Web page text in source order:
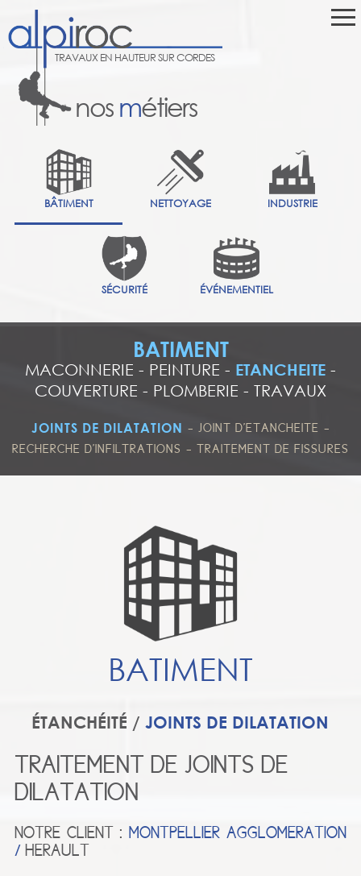
TRAVAUX EN HAUTEUR SUR CORDES
nos métiers
BÂTIMENT NETTOYAGE INDUSTRIE
SÉCURITÉ ÉVÉNEMENTIEL
BATIMENT
MACONNERIE - PEINTURE - ETANCHEITE -
COUVERTURE - PLOMBERIE - TRAVAUX
JOINTS DE DILATATION - JOINT D'ETANCHEITE -
RECHERCHE D'INFILTRATIONS - TRAITEMENT DE FISSURES
BATIMENT
ÉTANCHÉITÉ /JOINTS DE DILATATION
TRAITEMENT DE JOINTS DE
DILATATION
NOTRE CLIENT :MONTPELLIER AGGLOMERATION
/ HERAULT